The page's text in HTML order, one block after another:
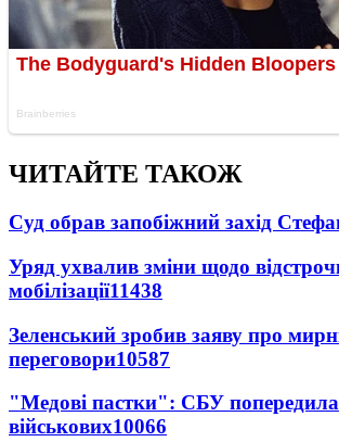
ЧИТАЙТЕ ТАКОЖ
Суд обрав запобіжний захід
Уряд ухвалив зміни щодо
мобілізації11438
Зеленський зробив заяву про
переговори10587
"Медові пастки": СБУ попередила
військових10066